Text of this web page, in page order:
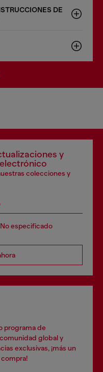
DE
y
colecciones y
No especificado
programa de
global y
exclusivas, ¡más un